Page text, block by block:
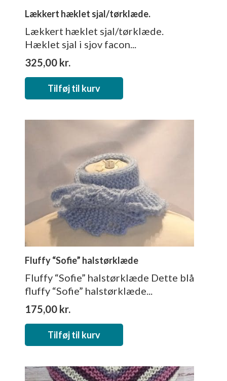
Lækkert hæklet sjal/tørklæde.
Lækkert hæklet sjal/tørklæde.
Hæklet sjal i sjov facon...
325,00 kr.
Tilføj til kurv
Fluffy “Sofie” halstørklæde
Fluffy “Sofie” halstørklæde Dette blå
fluffy “Sofie” halstørklæde...
175,00 kr.
Tilføj til kurv